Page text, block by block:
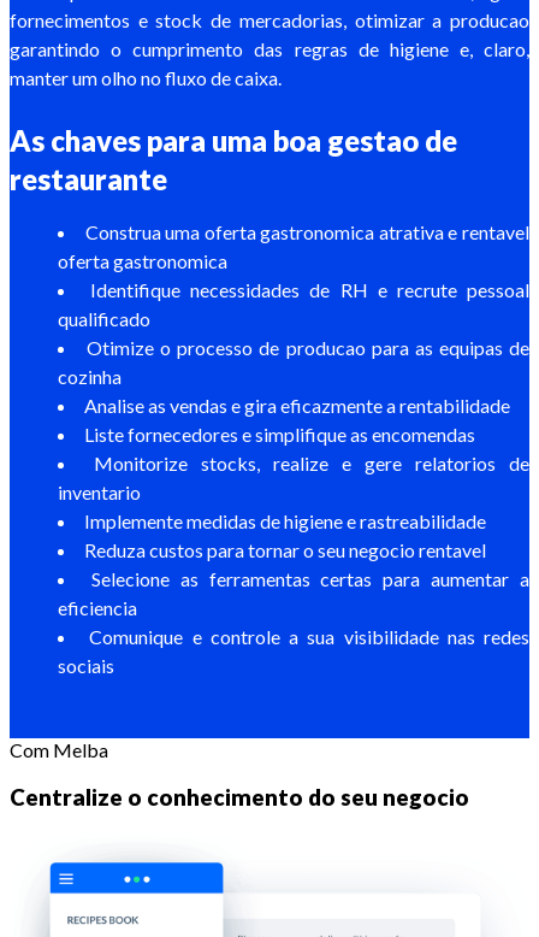
fornecimentos e stock de mercadorias, otimizar a producao
garantindo o cumprimento das regras de higiene e, claro,
manter um olho no fluxo de caixa.
As chaves para uma boa gestao de
restaurante
Construa uma oferta gastronomica atrativa e rentavel
oferta gastronomica
Identifique necessidades de RH e recrute pessoal
qualificado
Otimize o processo de producao para as equipas de
cozinha
Analise as vendas e gira eficazmente a rentabilidade
Liste fornecedores e simplifique as encomendas
Monitorize stocks, realize e gere relatorios de
inventario
Implemente medidas de higiene e rastreabilidade
Reduza custos para tornar o seu negocio rentavel
Selecione as ferramentas certas para aumentar a
eficiencia
Comunique e controle a sua visibilidade nas redes
sociais
Com Melba
Centralize o conhecimento do seu negocio